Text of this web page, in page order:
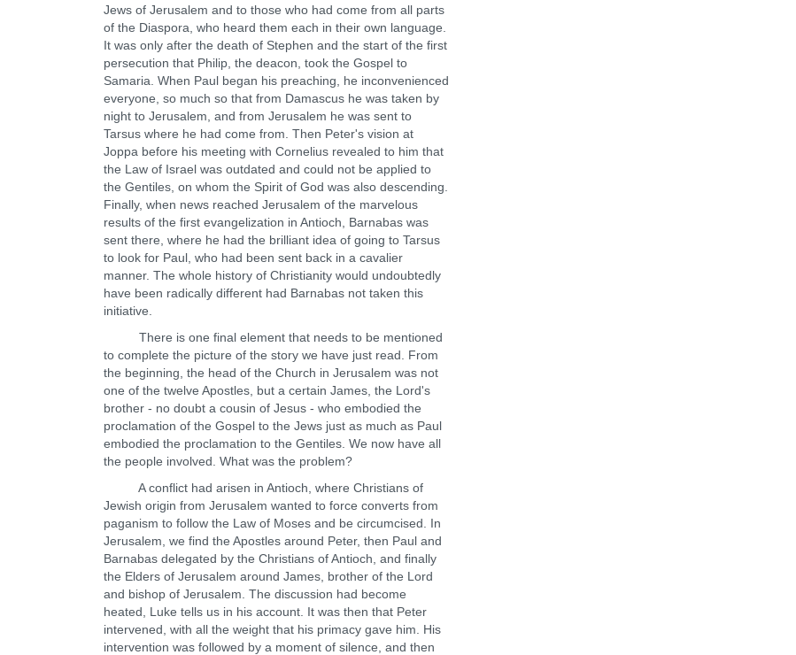
Jews of Jerusalem and to those who had come from all parts
of the Diaspora, who heard them each in their own language.
It was only after the death of Stephen and the start of the first
persecution that Philip, the deacon, took the Gospel to
Samaria. When Paul began his preaching, he inconvenienced
everyone, so much so that from Damascus he was taken by
night to Jerusalem, and from Jerusalem he was sent to
Tarsus where he had come from. Then Peter's vision at
Joppa before his meeting with Cornelius revealed to him that
the Law of Israel was outdated and could not be applied to
the Gentiles, on whom the Spirit of God was also descending.
Finally, when news reached Jerusalem of the marvelous
results of the first evangelization in Antioch, Barnabas was
sent there, where he had the brilliant idea of going to Tarsus
to look for Paul, who had been sent back in a cavalier
manner. The whole history of Christianity would undoubtedly
have been radically different had Barnabas not taken this
initiative.
There is one final element that needs to be mentioned
to complete the picture of the story we have just read. From
the beginning, the head of the Church in Jerusalem was not
one of the twelve Apostles, but a certain James, the Lord's
brother - no doubt a cousin of Jesus - who embodied the
proclamation of the Gospel to the Jews just as much as Paul
embodied the proclamation to the Gentiles. We now have all
the people involved. What was the problem?
A conflict had arisen in Antioch, where Christians of
Jewish origin from Jerusalem wanted to force converts from
paganism to follow the Law of Moses and be circumcised. In
Jerusalem, we find the Apostles around Peter, then Paul and
Barnabas delegated by the Christians of Antioch, and finally
the Elders of Jerusalem around James, brother of the Lord
and bishop of Jerusalem. The discussion had become
heated, Luke tells us in his account. It was then that Peter
intervened, with all the weight that his primacy gave him. His
intervention was followed by a moment of silence, and then